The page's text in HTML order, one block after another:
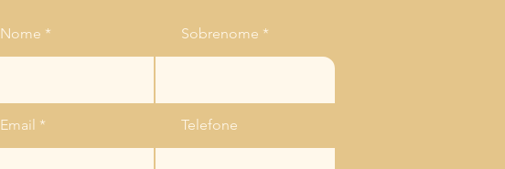
Nome Sobrenome
Email Telefone